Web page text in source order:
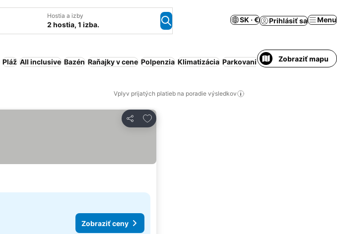
Hostia a izby
2 hostia, 1 izba.
SK · € Prihlásiť sa Menu
Pláž All inclusive Bazén Raňajky v cene Polpenzia Klimatizácia Parkovanie Obsluhovaný
Zobraziť mapu
Vplyv prijatých platieb na poradie výsledkov
Zdieľať
Pridať do obľúbených
Zobraziť ceny